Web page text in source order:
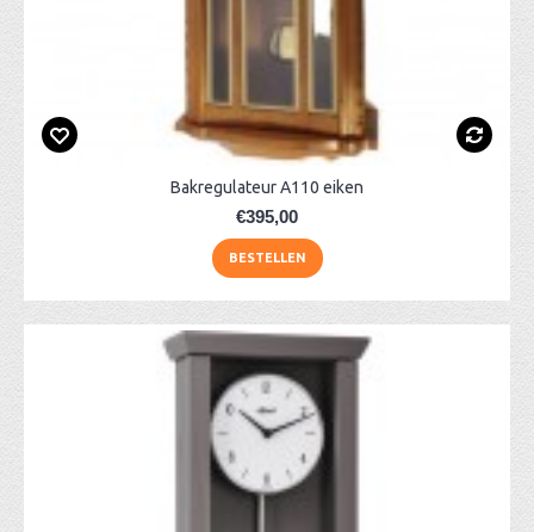
Bakregulateur A110 eiken
€395,00
BESTELLEN